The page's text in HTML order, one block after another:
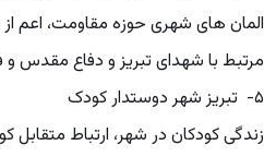
المان های شهری حوزه مقاومت، اعم
مرتبط با شهدای تبریز و دفاع مقدس و
۵- تبریز شهر دوستدار کودک
زندگی کودکان در شهر، ارتباط